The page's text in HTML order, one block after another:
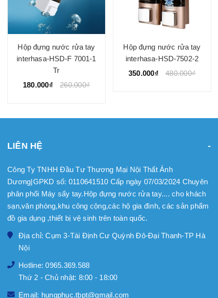
Hộp đựng nước rửa tay
interhasa-HSD-F 7001-1
Tr
180.000₫
260.000₫
Hộp đựng nước rửa tay
interhasa-HSD-7502-2
350.000₫
480.000₫
LIÊN HỆ
Công Ty TNHH Đầu Tư Thương Mại Nội Thất Ánh
Dương|GPKD số: 0110641510 Cấp ngày 07/03/2024 Chuyên
phân phối Máy sấy tay.Hộp đựng nước rửa tay.... cho khách
sạn,văn phòng,khu công cộng,các hộ gia đình, các sản phẩm
đồ gia dụng ,thiết bị vệ sinh trên toàn quốc.
Địa chỉ: Cụm 3-Tái Định Cư Quỳnh Đô-Đại Thanh-TP Hà
Nội
Hotline: 0965.369.588
Thứ 2 - Chủ nhật: 8:00 - 18:00
Email: hungphuc.tbpt@gmail.com